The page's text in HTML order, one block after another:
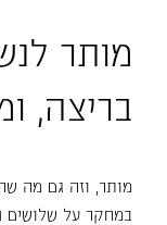
מותר
בריצה,
מותר, וזה גם מה
במחקר על שלושים